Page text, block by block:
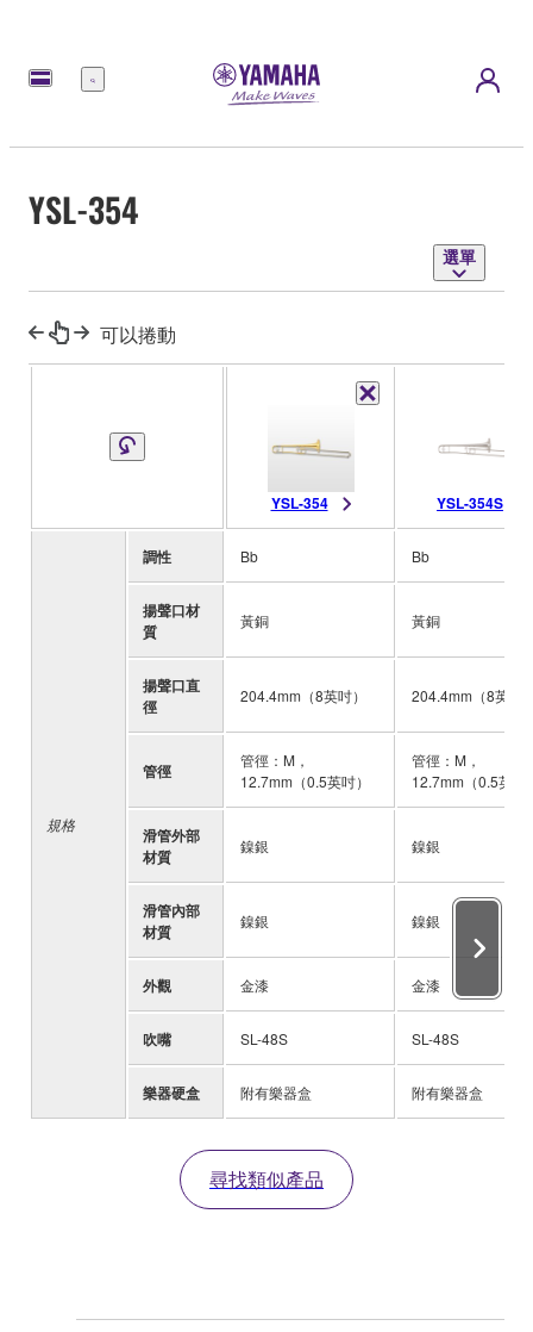
選
YSL-354
選單
可以捲動
YSL-354 YSL-354S
規格
調性 Bb Bb
揚聲口材
質
黃銅 黃銅
揚聲口直
徑
204.4mm（8英吋） 204.4mm（8英吋
管徑
管徑：M，
12.7mm（0.5英吋）
管徑：M，
12.7mm（0.5英吋
滑管外部
材質
鎳銀 鎳銀
滑管內部
材質
鎳銀 鎳銀
外觀 金漆 金漆
吹嘴 SL-48S SL-48S
樂器硬盒 附有樂器盒 附有樂器盒
尋找類似產品